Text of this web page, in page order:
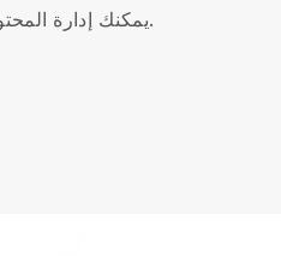
يمكنك إدارة المحتوى والأوامر والمدفوعات والتقويم الشخصي ودعم العملاء أثناء التنقل باستخدام تطبيق جوال.